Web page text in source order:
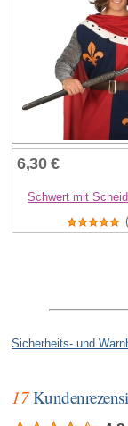
6,30 €
Schwert mit
Sicherheits- und
17